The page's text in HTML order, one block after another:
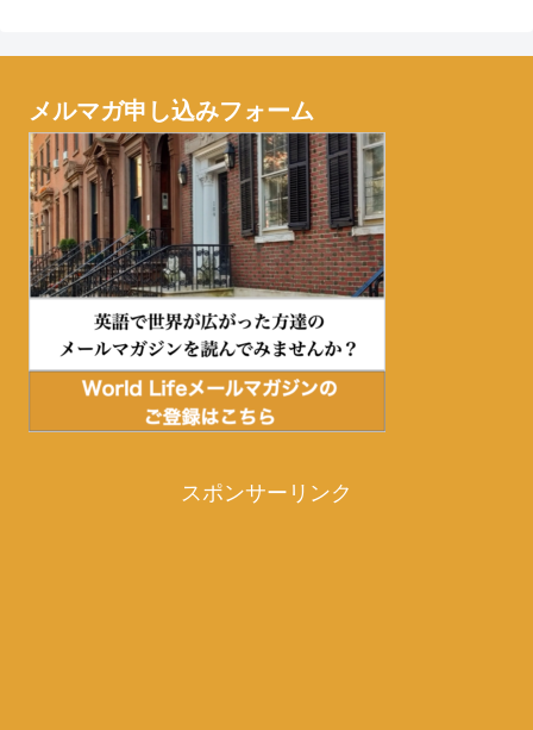
メルマガ申し込みフォーム
スポンサーリンク